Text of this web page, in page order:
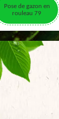
Pose de gazon en
rouleau 79